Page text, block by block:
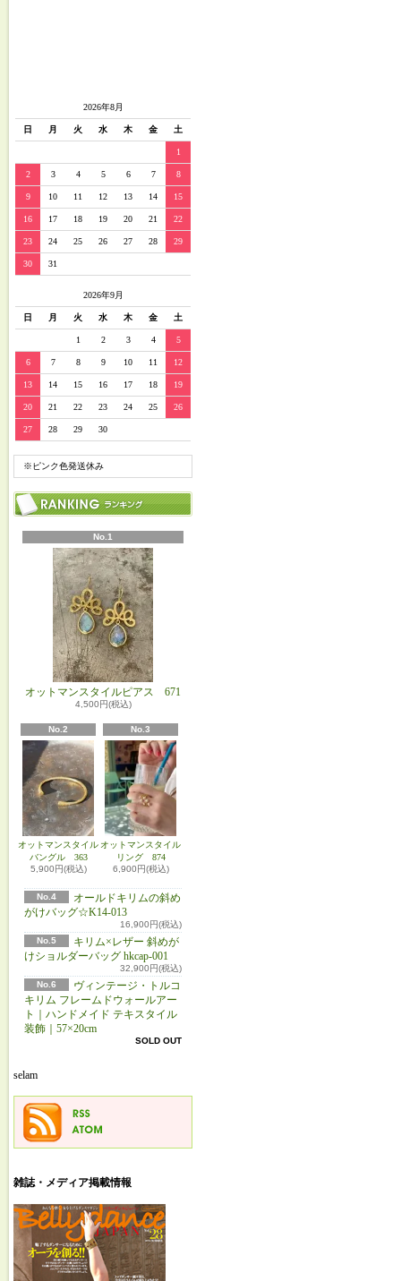
2026年8月
日 月 火 水 木 金 土
1
2 3 4 5 6 7 8
9 10 11 12 13 14 15
16 17 18 19 20 21 22
23 24 25 26 27 28 29
30 31
2026年9月
日 月 火 水 木 金 土
1 2 3 4 5
6 7 8 9 10 11 12
13 14 15 16 17 18 19
20 21 22 23 24 25 26
27 28 29 30
※ピンク色発送休み
No.1
オットマンスタイルピアス 671
4,500円(税込)
No.2
オットマンスタイル
バングル 363
5,900円(税込)
No.3
オットマンスタイル
リング 874
6,900円(税込)
No.4
オールドキリムの斜め
がけバッグ☆K14-013
16,900円(税込)
No.5
キリム×レザー 斜めが
けショルダーバッグ hkcap-001
32,900円(税込)
No.6
ヴィンテージ・トルコ
キリム フレームドウォールアー
ト｜ハンドメイド テキスタイル
装飾｜57×20cm
SOLD OUT
selam
雑誌・メディア掲載情報